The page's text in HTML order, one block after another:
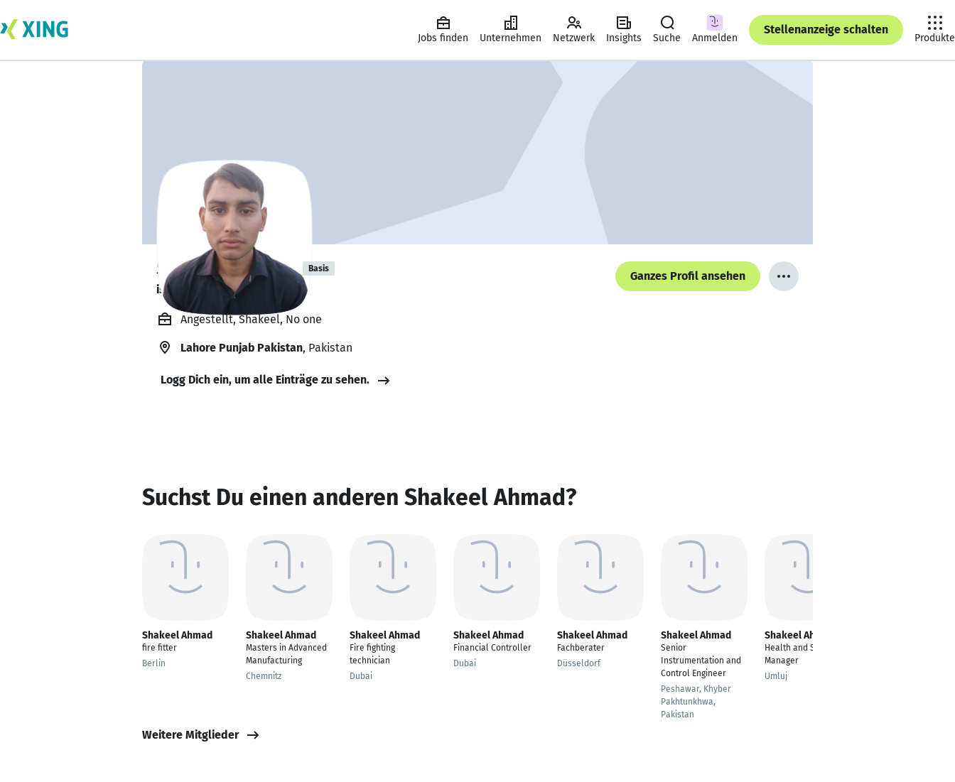
Jobs finden Unternehmen Netzwerk Insights Suche Anmelden
Stellenanzeige schalten
Produkte
Shakeel Ahmad Basis
is staying at home. 🏡
Ganzes Profil ansehen
Angestellt, Shakeel, No one
Lahore Punjab Pakistan, Pakistan
Logg Dich ein, um alle Einträge zu sehen.
Suchst Du einen anderen Shakeel Ahmad?
Shakeel Ahmad
fire fitter
Berlin
Shakeel Ahmad
Masters in Advanced
Manufacturing
Chemnitz
Shakeel Ahmad
Fire fighting
technician
Dubai
Shakeel Ahmad
Financial Controller
Dubai
Shakeel Ahmad
Fachberater
Düsseldorf
Shakeel Ahmad
Senior
Instrumentation and
Control Engineer
Peshawar, Khyber
Pakhtunkhwa,
Pakistan
Shakeel Ahmad
Health and Safety
Manager
Umluj
Weitere Mitglieder